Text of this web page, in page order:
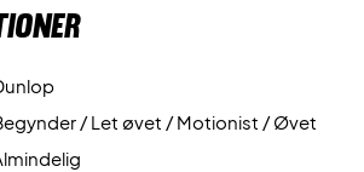
/ Let øvet / Motionist / Øvet